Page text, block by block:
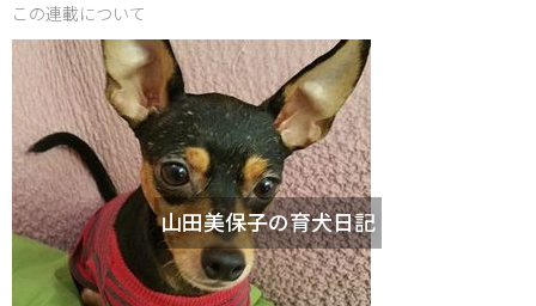
この連載について
山田美保子の育犬日記